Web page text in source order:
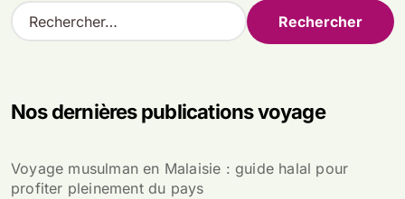
R
e
r
e
r
Nos dernières publications voyage
Voyage musulman en Malaisie : guide halal pour
profiter pleinement du pays